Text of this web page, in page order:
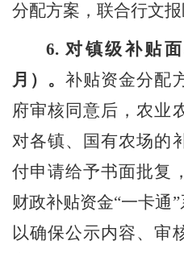
分配方案，联合行文报
6.对镇级补贴
月）。补贴资金分配
府审核同意后，农业
对各镇、
国有农场的
付申请给予书面批复
财政补贴资金“一卡通
以确保公示内容、审